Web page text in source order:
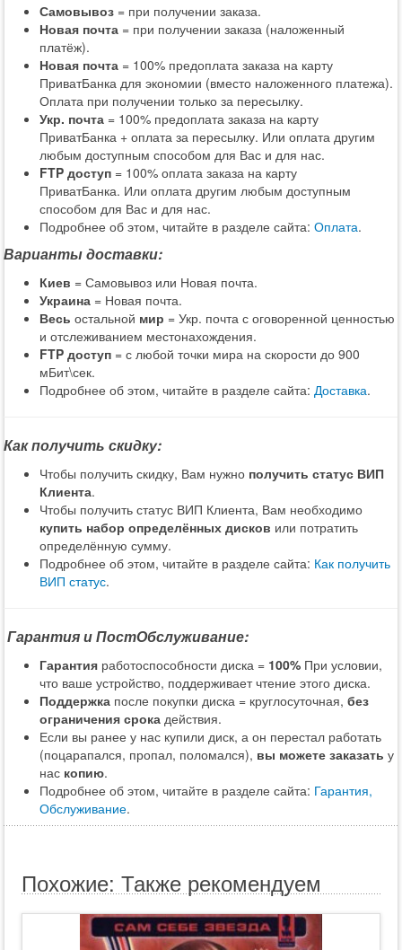
Самовывоз = при получении заказа.
Новая почта = при получении заказа (наложенный
платёж).
Новая почта = 100% предоплата заказа на карту
ПриватБанка для экономии (вместо наложенного платежа).
Оплата при получении только за пересылку.
Укр. почта = 100% предоплата заказа на карту
ПриватБанка + оплата за пересылку. Или оплата другим
любым доступным способом для Вас и для нас.
FTP доступ = 100% оплата заказа на карту
ПриватБанка. Или оплата другим любым доступным
способом для Вас и для нас.
Подробнее об этом, читайте в разделе сайта: Оплата.
Варианты доставки:
Киев = Самовывоз или Новая почта.
Украина = Новая почта.
Весь остальной мир = Укр. почта с оговоренной ценностью
и отслеживанием местонахождения.
FTP доступ = с любой точки мира на скорости до 900
мБит\сек.
Подробнее об этом, читайте в разделе сайта: Доставка.
Как получить скидку:
Чтобы получить скидку, Вам нужно получить статус ВИП
Клиента.
Чтобы получить статус ВИП Клиента, Вам необходимо
купить набор определённых дисков или потратить
определённую сумму.
Подробнее об этом, читайте в разделе сайта: Как получить
ВИП статус.
Гарантия и ПостОбслуживание:
Гарантия работоспособности диска = 100% При условии,
что ваше устройство, поддерживает чтение этого диска.
Поддержка после покупки диска = круглосуточная, без
ограничения срока действия.
Если вы ранее у нас купили диск, а он перестал работать
(поцарапался, пропал, поломался), вы можете заказать у
нас копию.
Подробнее об этом, читайте в разделе сайта: Гарантия,
Обслуживание.
Похожие: Также рекомендуем